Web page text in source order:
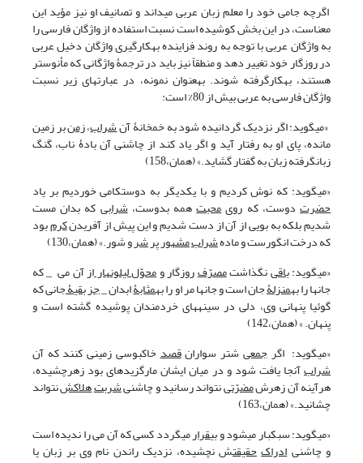
اگرچه جامی خود را معلم زبان عربی می‏داند و تصانیف او نیز مؤید این
معناست، در این بخش کوشیده است نسبت استفاده از واژگان فارسی را
به واژگان عربی با توجه به روند فزاینده به‏کارگیری واژگان دخیل عربی
در روزگار خود تغییر دهد و منطقاً نیز باید در ترجمۀ واژگانی که مأنوس‏تر
هستند، به‏کارگرفته شوند. به‏عنوان نمونه، در عبارت‏های زیر نسبت
واژگان فارسی به عربی بیش از 80% است:
«می‏گوید: اگر نزدیک گردانیده شود به خمخانۀ آنشراب،زمنبر زمین
مانده، پای او به رفتار آید و اگر یاد کند از چاشنی آن بادۀ ناب، گنگ
زبان‏گرفته زبان به گفتار گشاید.» (همان،158)
«می‏گوید: که نوش کردیم و با یکدیگر به دوستکامی خوردیم بر یاد
حضرتدوست، که رویمحبتهمه بدوست،شرابی که بدان مست
شدیم بلکه به بویی از آن از دست شدیم و این پیش از آفریدنکرمبود
که درخت انگورست و مادهشرابمشهورپرشرو شور.» (همان،130)
«می‏گوید:باقینگذاشتمصرّفروزگار ومحوّل لیل‏ونهاراز آن می _ که
جان‏ها را به‏منزلۀجان است و جان‏ها مر او را به‏مثابۀابدان _جز بقیۀجانی که
گوئیا پنهانی وی، دلی در سینه‏های خردمندان پوشیده گشته است و
پنهان. » (همان،142)
«می‏گوید: اگرجمعی شتر سوارانقصدخاک‏بوسی زمینی کنند که آن
شرابآنجا یافت شود و در میان ایشان مارگزیده‏ای بود زهرچشیده،
هرآینه آن زهرشمضرّتینتواند رسانید و چاشنیشربتهلاکشنتواند
چشانید.» (همان،163)
«می‏گوید: سبکبار می‏شود و بیقرارمی‏گردد کسی که آن می را ندیده است
و چاشنیادراکحقیقتش نچشیده، نزدیک راندن نام وی بر زبان یا